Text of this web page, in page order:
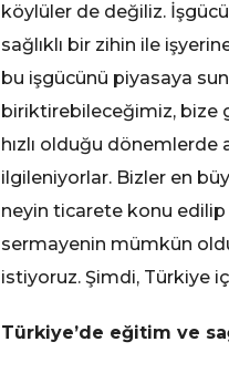
köylüler de değiliz.
sağlıklı bir zihin ile
bu işgücünü piyasaya
biriktirebileceğimiz, bize
hızlı olduğu dönemlerde
ilgileniyorlar. Bizler en
neyin ticarete konu edilip
sermayenin mümkün
istiyoruz. Şimdi, Türkiye
Türkiye’de eğitim ve